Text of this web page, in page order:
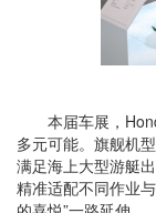
本届车展，
多元可能。旗舰机型
满足海上大型游艇
精准适配不同作业